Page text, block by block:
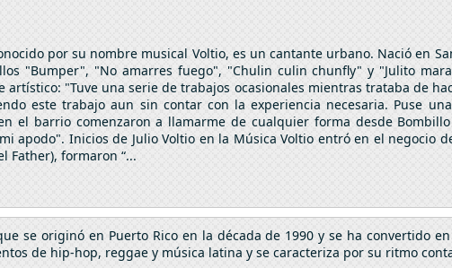
por su nombre musical Voltio, es un cantante urbano. Nació en
"Bumper", "No amarres fuego", "Chulin culin chunfly" y "Julito
artístico: "Tuve una serie de trabajos ocasionales mientras trataba de
este trabajo aun sin contar con la experiencia necesaria. Puse
el barrio comenzaron a llamarme de cualquier forma desde
apodo". Inicios de Julio Voltio en la Música Voltio entró en el negocio
Father), formaron “...
se originó en Puerto Rico en la década de 1990 y se ha convertido
de hip-hop, reggae y música latina y se caracteriza por su ritmo